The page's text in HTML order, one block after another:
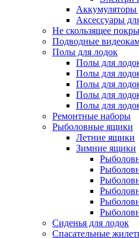
Аккумуляторы
Аксессуары
Не скользящее
Подводные
Полы для лодок
Полы для
Полы для
Полы для
Полы для
Полы для
Ремонтные наборы
Рыболовные ящики
Летние ящики
Зимние ящики
Сиденья для лодок
Спасательные